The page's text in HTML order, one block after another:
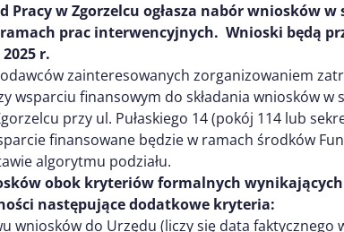
Pracy w Zgorzelcu ogłasza nabór wniosków
prac interwencyjnych. Wnioski będą
r.
zainteresowanych zorganizowaniem
wsparciu finansowym do składania wniosków w
przy ul. Pułaskiego 14 (pokój 114 lub
finansowane będzie w ramach środków
algorytmu podziału.
obok kryteriów formalnych
następujące dodatkowe kryteria:
wniosków do Urzędu (liczy się data faktycznego